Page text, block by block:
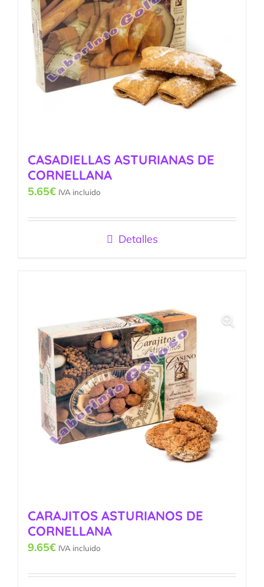
CASADIELLAS ASTURIANAS DE
CORNELLANA
5.65€ IVA incluido
Detalles
CARAJITOS ASTURIANOS DE
CORNELLANA
9.65€ IVA incluido